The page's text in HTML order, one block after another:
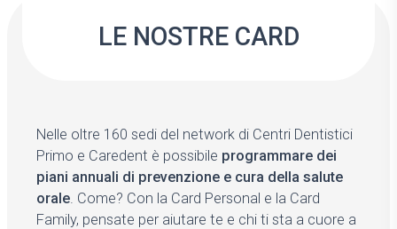
LE NOSTRE CARD
Nelle oltre 160 sedi del network di Centri Dentistici
Primo e Caredent è possibile programmare dei
piani annuali di prevenzione e cura della salute
orale. Come? Con la Card Personal e la Card
Family, pensate per aiutare te e chi ti sta a cuore a